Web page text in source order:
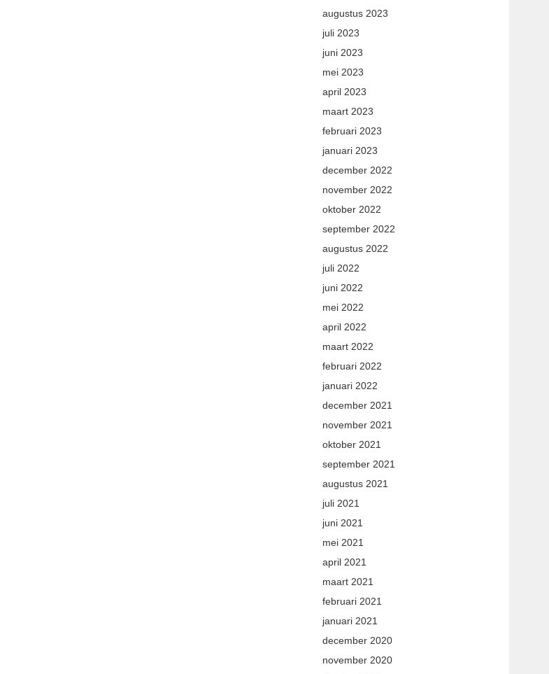
augustus 2023
juli 2023
juni 2023
mei 2023
april 2023
maart 2023
februari 2023
januari 2023
december 2022
november 2022
oktober 2022
september 2022
augustus 2022
juli 2022
juni 2022
mei 2022
april 2022
maart 2022
februari 2022
januari 2022
december 2021
november 2021
oktober 2021
september 2021
augustus 2021
juli 2021
juni 2021
mei 2021
april 2021
maart 2021
februari 2021
januari 2021
december 2020
november 2020